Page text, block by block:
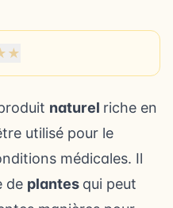
★
naturel riche en
utilisé pour le
médicales. Il
de plantes qui peut